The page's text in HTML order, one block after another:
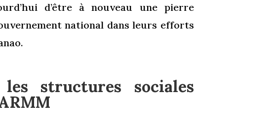
d’être à nouveau une pierre
national dans leurs efforts
structures sociales